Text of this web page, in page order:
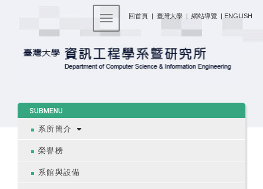
回首頁 | 臺灣大學 | 網站導覽 | ENGLISH
Toggle navigation
SUBMENU
系所簡介
榮譽榜
系館與設備